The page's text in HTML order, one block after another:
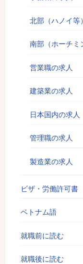
北部（ハノイ等
南部（ホーチミ
営業職の求人
建築業の求人
日本国内の求人
管理職の求人
製造業の求人
ビザ・労働許可書
ベトナム語
就職前に読む
就職後に読む